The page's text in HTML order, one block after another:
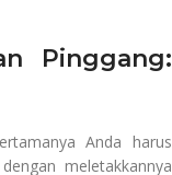
Pinggang:
Anda harus
meletakkannya